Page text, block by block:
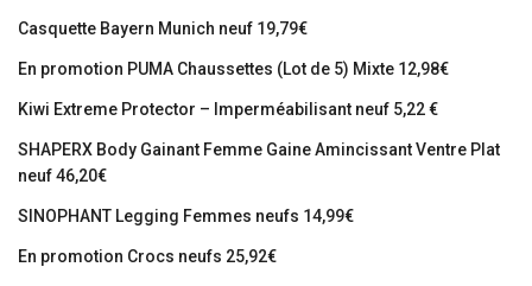
Casquette Bayern Munich neuf 19,79€
En promotion PUMA Chaussettes (Lot de 5) Mixte 12,98€
Kiwi Extreme Protector – Imperméabilisant neuf 5,22 €
SHAPERX Body Gainant Femme Gaine Amincissant Ventre Plat
neuf 46,20€
SINOPHANT Legging Femmes neufs 14,99€
En promotion Crocs neufs 25,92€